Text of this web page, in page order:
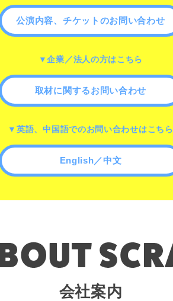
公演内容、チケットのお問い合わせ
▼企業／法人の方はこちら
取材に関するお問い合わせ
▼英語、中国語でのお問い合わせはこちら
English／中文
会社案内